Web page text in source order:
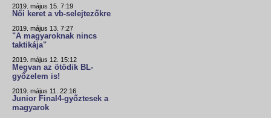
2019. május 15. 7:19
Női keret a vb-selejtezőkre
2019. május 13. 7:27
"A magyaroknak nincs
taktikája"
2019. május 12. 15:12
Megvan az ötödik BL-
győzelem is!
2019. május 11. 22:16
Junior Final4-győztesek a
magyarok